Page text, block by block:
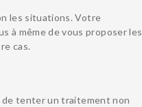
les situations. Votre
à même de vous proposer les
cas.
de tenter un traitement non